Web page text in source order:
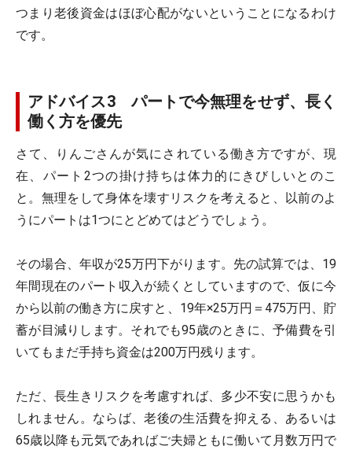
つまり老後資金はほぼ心配がないということになるわけ
です。
アドバイス3 パートで今無理をせず、長く
働く方を優先
さて、りんごさんが気にされている働き方ですが、現
在、パート2つの掛け持ちは体力的にきびしいとのこ
と。無理をして身体を壊すリスクを考えると、以前のよ
うにパートは1つにとどめてはどうでしょう。
その場合、年収が25万円下がります。先の試算では、19
年間現在のパート収入が続くとしていますので、仮に今
から以前の働き方に戻すと、19年×25万円＝475万円、貯
蓄が目減りします。それでも95歳のときに、予備費を引
いてもまだ手持ち資金は200万円残ります。
ただ、長生きリスクを考慮すれば、多少不安に思うかも
しれません。ならば、老後の生活費を抑える、あるいは
65歳以降も元気であればご夫婦ともに働いて月数万円で